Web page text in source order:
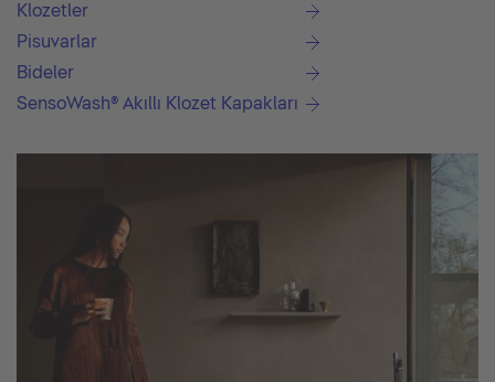
Klozetler
Pisuvarlar
Bideler
SensoWash® Akıllı Klozet Kapakları